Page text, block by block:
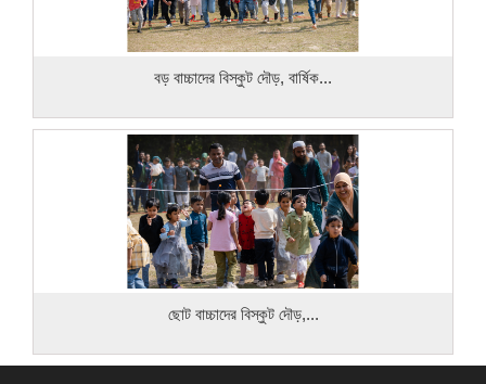
বড় বাচ্চাদের বিস্কুট দৌড়, বার্ষিক...
ছোট বাচ্চাদের বিস্কুট দৌড়,...